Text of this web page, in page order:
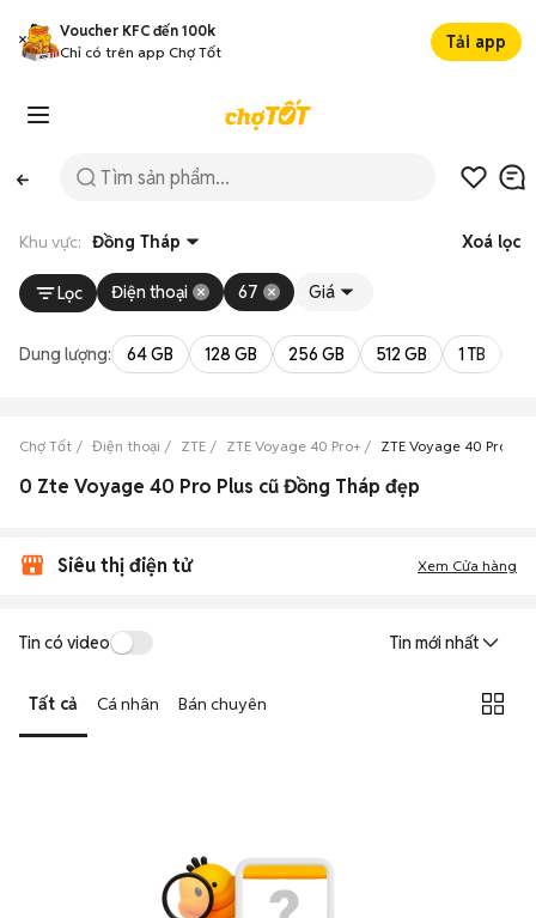
Voucher KFC đến 100k
Chỉ có trên app Chợ Tốt
Tải app
Khu vực: Đồng Tháp Xoá lọc
Lọc Điện thoại 67 Giá
Dung lượng: 64 GB 128 GB 256 GB 512 GB 1 TB
Chợ Tốt Điện thoại ZTE ZTE Voyage 40 Pro+ ZTE Voyage 40 Pro+
0 Zte Voyage 40 Pro Plus cũ Đồng Tháp đẹp
Siêu thị điện tử Xem Cửa hàng
Tin có video Tin mới nhất
Tất cả Cá nhân Bán chuyên